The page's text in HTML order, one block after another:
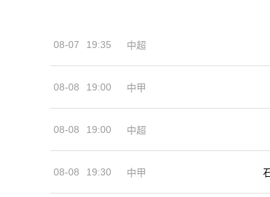
2026-08-14 【拉脱甲】 玛路普VS文茨
08-07 19:35 中超
08-08 19:00 中甲
08-08 19:00 中超
08-08 19:30 中甲